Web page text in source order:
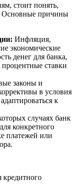
стоит понять,
Основные причины
Инфляция,
экономические
денег для банка,
процентные ставки
законы и
в условия
к
случаях банк
конкретного
платежей или
кредитного